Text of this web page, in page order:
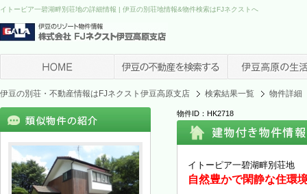
イトーピア一碧湖畔別荘地の詳細情報 | 伊豆の別荘地情報&物件検索はFJネクストへ
伊豆の別荘・不動産情報はFJネクスト伊豆高原支店 検索結果一覧 物件詳細
物件ID：HK2718
イトーピア一碧湖畔別荘地
自然豊かで閑静な住環